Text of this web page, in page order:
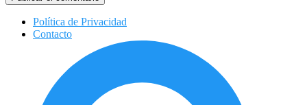
Política de Privacidad
Contacto